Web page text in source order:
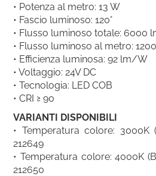
• Potenza al metro: 13 W
• Fascio luminoso: 120°
• Flusso luminoso totale: 6000
• Flusso luminoso al metro:
• Efficienza luminosa: 92 lm/W
• Voltaggio: 24V DC
• Tecnologia: LED COB
• CRI ≥ 90
VARIANTI DISPONIBILI
• Temperatura colore: 3000K
212649
• Temperatura colore: 4000K
212650